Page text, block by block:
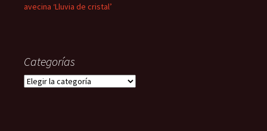
avecina ‘Lluvia de cristal’
Categorías
Categorías